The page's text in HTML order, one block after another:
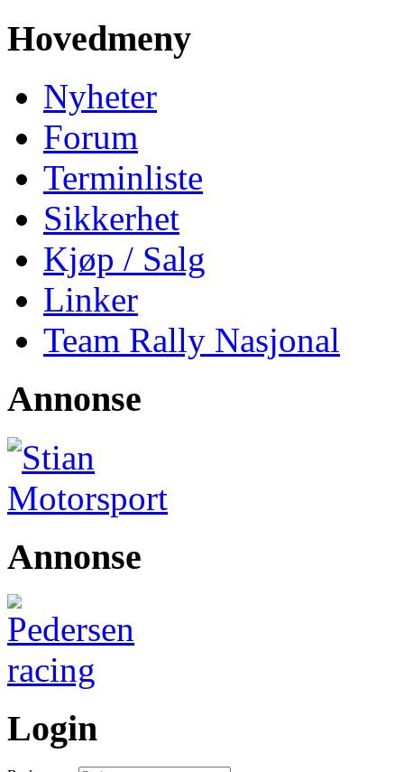
Hovedmeny
Nyheter
Forum
Terminliste
Sikkerhet
Kjøp / Salg
Linker
Team Rally Nasjonal
Annonse
Annonse
Login